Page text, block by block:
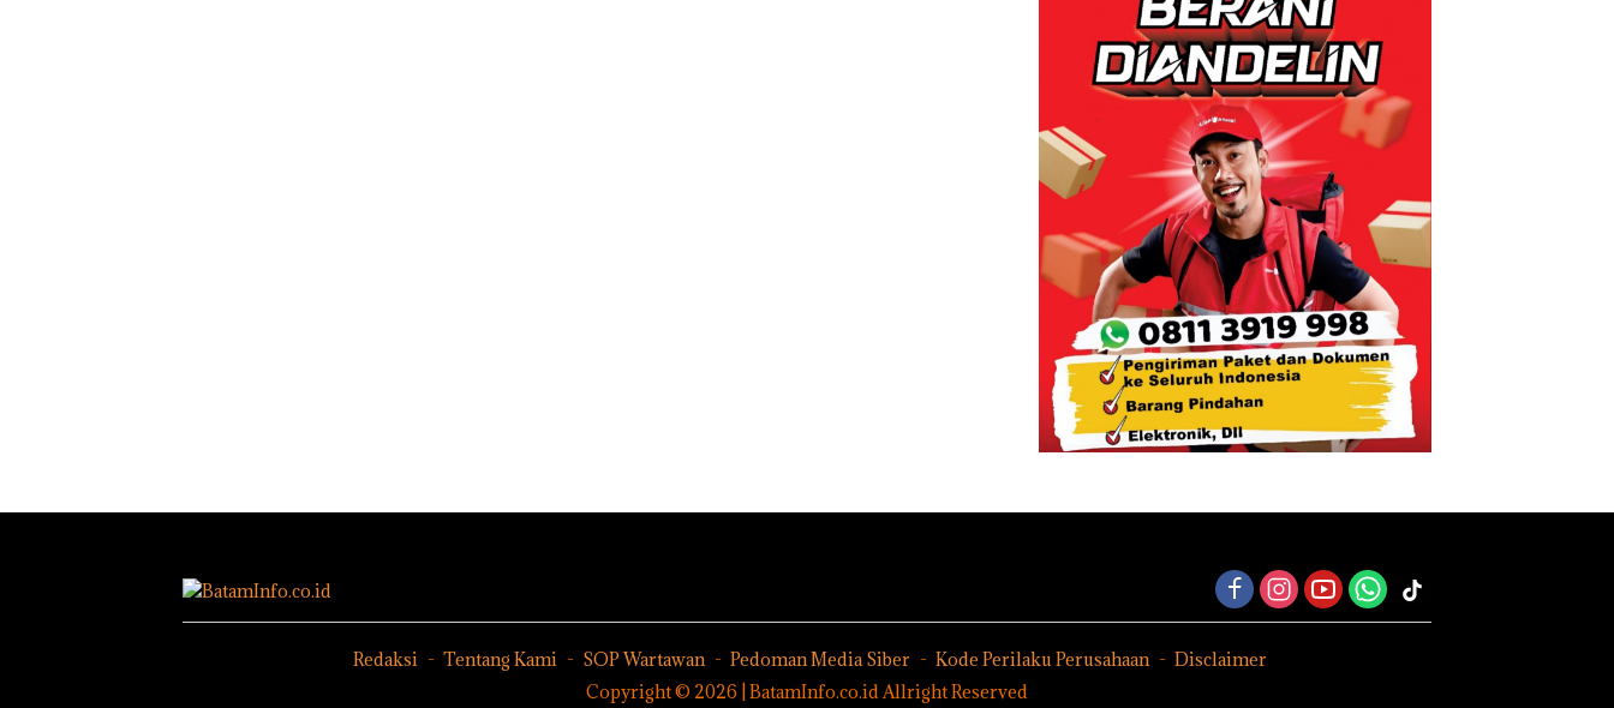
Redaksi Tentang Kami SOP Wartawan Pedoman Media Siber Kode Perilaku Perusahaan
Disclaimer
Copyright © 2026 | BatamInfo.co.id Allright Reserved